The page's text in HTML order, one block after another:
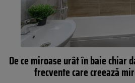
De ce miroase urât în baie chiar
frecvente care creează